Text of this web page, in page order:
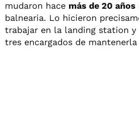
mudaron hace más de 20 años
balnearia. Lo hicieron
trabajar en la landing station y
tres encargados de